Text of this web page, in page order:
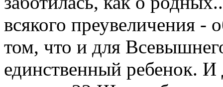
всякого преувеличения -
том, что и для
единственный ребенок.